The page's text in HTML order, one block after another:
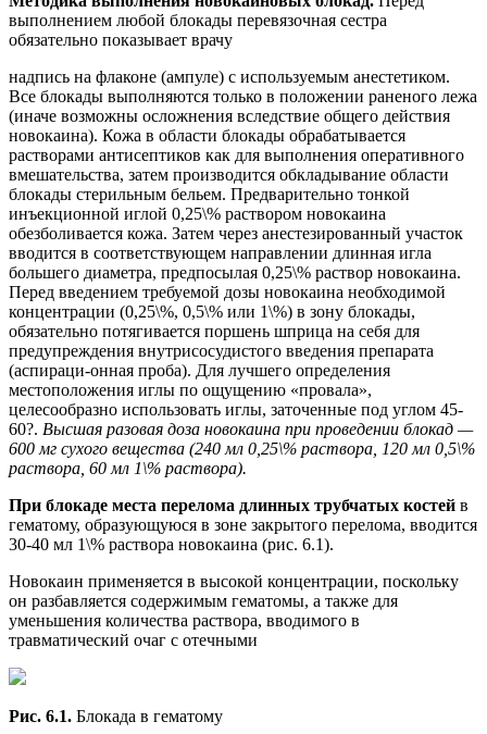
выполнением любой блокады перевязочная сестра
обязательно показывает врачу
надпись на флаконе (ампуле) с используемым анестетиком.
Все блокады выполняются только в положении раненого лежа
(иначе возможны осложнения вследствие общего действия
новокаина). Кожа в области блокады обрабатывается
растворами антисептиков как для выполнения оперативного
вмешательства, затем производится обкладывание области
блокады стерильным бельем. Предварительно тонкой
инъекционной иглой 0,25\% раствором новокаина
обезболивается кожа. Затем через анестезированный участок
вводится в соответствующем направлении длинная игла
большего диаметра, предпосылая 0,25\% раствор новокаина.
Перед введением требуемой дозы новокаина необходимой
концентрации (0,25\%, 0,5\% или 1\%) в зону блокады,
обязательно потягивается поршень шприца на себя для
предупреждения внутрисосудистого введения препарата
(аспираци-онная проба). Для лучшего определения
местоположения иглы по ощущению «провала»,
целесообразно использовать иглы, заточенные под углом 45-
60?. Высшая разовая доза новокаина при проведении блокад —
600 мг сухого вещества (240 мл 0,25\% раствора, 120 мл 0,5\%
раствора, 60 мл 1\% раствора).
При блокаде места перелома длинных трубчатых костей в
гематому, образующуюся в зоне закрытого перелома, вводится
30-40 мл 1\% раствора новокаина (рис. 6.1).
Новокаин применяется в высокой концентрации, поскольку
он разбавляется содержимым гематомы, а также для
уменьшения количества раствора, вводимого в
травматический очаг с отечными
Рис. 6.1. Блокада в гематому